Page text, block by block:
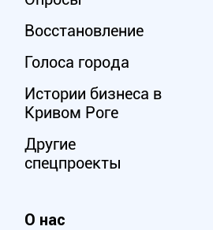
Восстановление
Голоса города
Истории бизнеса в
Кривом Роге
Другие
спецпроекты
О нас